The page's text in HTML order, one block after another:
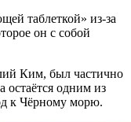
таблеткой» из-за
он с собой
Ким, был частично
остаётся одним из
к Чёрному морю.